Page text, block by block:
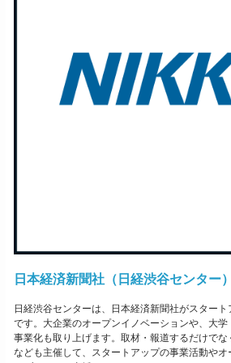
日本経済新聞社（日経渋谷センター）
日経渋谷センターは、日本経済新聞社がスター
です。大企業のオープンイノベーションや、大
事業化も取り上げます。取材・報道するだけで
なども主催して、スタートアップの事業活動や